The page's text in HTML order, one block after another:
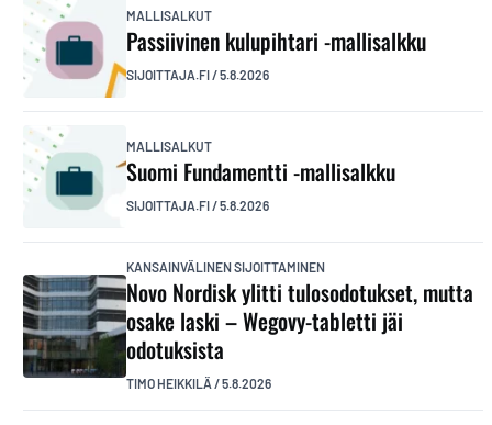
MALLISALKUT
Passiivinen kulupihtari -mallisalkku
SIJOITTAJA.FI/5.8.2026
MALLISALKUT
Suomi Fundamentti -mallisalkku
SIJOITTAJA.FI/5.8.2026
KANSAINVÄLINEN SIJOITTAMINEN
Novo Nordisk ylitti tulosodotukset, mutta
osake laski – Wegovy-tabletti jäi
odotuksista
TIMO HEIKKILÄ /5.8.2026